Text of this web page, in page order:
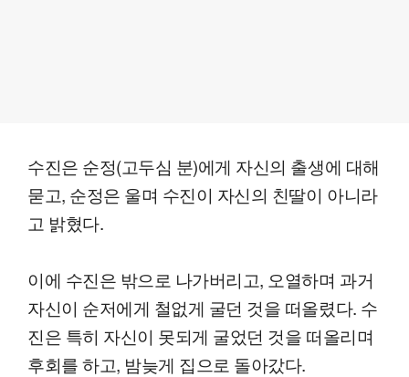
수진은 순정(고두심 분)에게 자신의 출생에 대해
묻고, 순정은 울며 수진이 자신의 친딸이 아니라
고 밝혔다.
이에 수진은 밖으로 나가버리고, 오열하며 과거
자신이 순저에게 철없게 굴던 것을 떠올렸다. 수
진은 특히 자신이 못되게 굴었던 것을 떠올리며
후회를 하고, 밤늦게 집으로 돌아갔다.